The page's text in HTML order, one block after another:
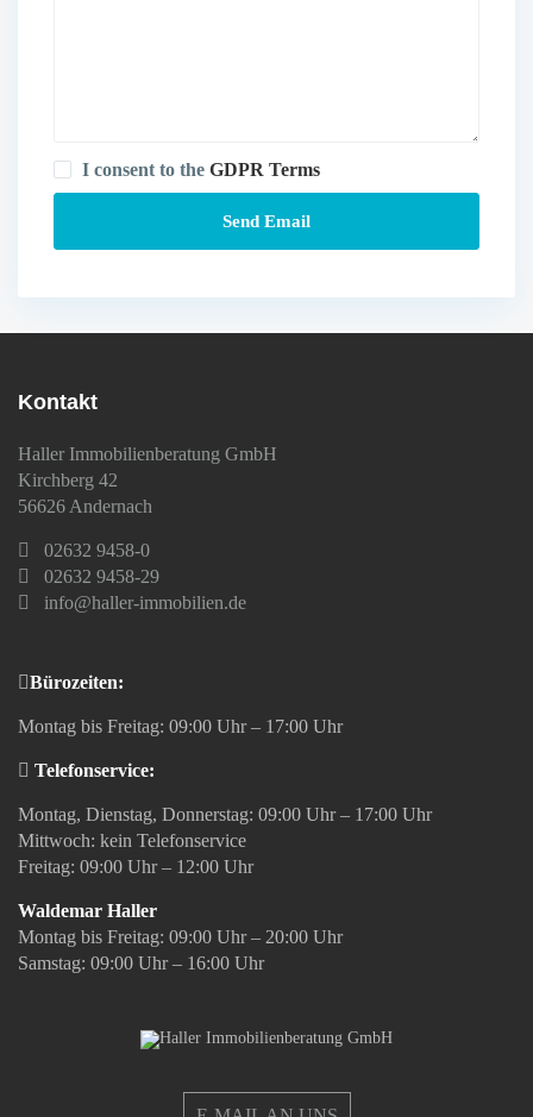
I consent to theGDPR Terms
Kontakt
Haller Immobilienberatung GmbH
Kirchberg 42
56626 Andernach
02632 9458-0
02632 9458-29
info@haller-immobilien.de
Bürozeiten:
Montag bis Freitag: 09:00 Uhr – 17:00 Uhr
Telefonservice:
Montag, Dienstag, Donnerstag: 09:00 Uhr – 17:00 Uhr
Mittwoch: kein Telefonservice
Freitag: 09:00 Uhr – 12:00 Uhr
Waldemar Haller
Montag bis Freitag: 09:00 Uhr – 20:00 Uhr
Samstag: 09:00 Uhr – 16:00 Uhr